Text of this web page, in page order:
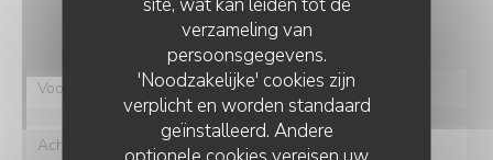
verzameling van
persoonsgegevens.
'Noodzakelijke' cookies zijn
verplicht en worden standaard
geïnstalleerd. Andere
Vul het onderstaande formulier in!